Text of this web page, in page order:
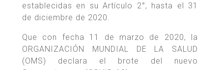
establecidas en su Artículo 2°, hasta el 31
de diciembre de 2020.
Que con fecha 11 de marzo de 2020, la
ORGANIZACIÓN MUNDIAL DE LA SALUD
(OMS) declara el brote del nuevo